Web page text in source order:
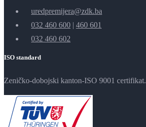
uredpremijera@zdk.ba
032 460 600 | 460 601
032 460 602
ISO standard
Zeničko-dobojski kanton-ISO 9001 certifikat.